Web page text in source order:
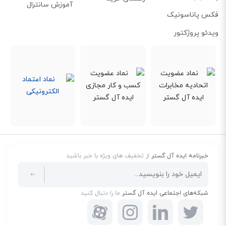
پشتیبانی از چندین زبان مختلف
فکس پاناسونیک
ویدئو پروژکتور
آموزش سانترال
خبرنامه ایده آل گستراز تخفیف های ویژه با خبر باشید
شبکه‌های اجتماعی ایده آل گسترما را دنبال کنید